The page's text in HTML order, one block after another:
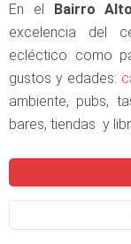
En el Bairro Alto
excelencia del
ecléctico como
gustos y edades:
ambiente, pubs,
bares, tiendas y